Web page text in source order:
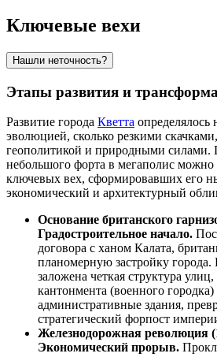
Ключевые вехи
Нашли неточность?
Этапы развития и
Развитие города Кветта определялось
эволюцией, сколько резкими
геополитикой и природными силами.
небольшого форта в мегаполис можно
ключевых вех, сформировавших его
экономический и архитектурный
Основание британского
Градостроительное начало.
договора с ханом Калата,
планомерную застройку
заложена четкая структура улиц,
кантонмента (военного
административные здания,
стратегический форпост
Железнодорожная революция
Экономический прорыв.